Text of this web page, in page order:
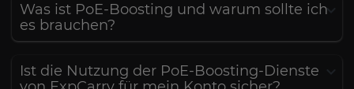
Was ist PoE-Boosting und warum sollte ich
es brauchen?
Ist die Nutzung der PoE-Boosting-Dienste